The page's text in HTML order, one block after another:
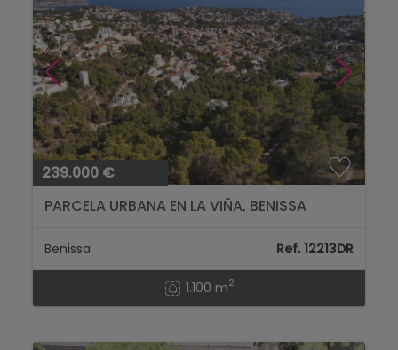
239.000 €
PARCELA URBANA EN LA VIÑA, BENISSA
Benissa Ref. 12213DR
1.100 m2